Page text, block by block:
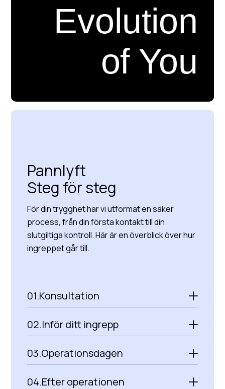
Evolution
of You
Pannlyft
Steg för steg
För din trygghet har vi utformat en säker
process, från din första kontakt till din
slutgiltiga kontroll. Här är en överblick över hur
ingreppet går till.
01.Konsultation
02.Inför ditt ingrepp
03.Operationsdagen
04.Efter operationen